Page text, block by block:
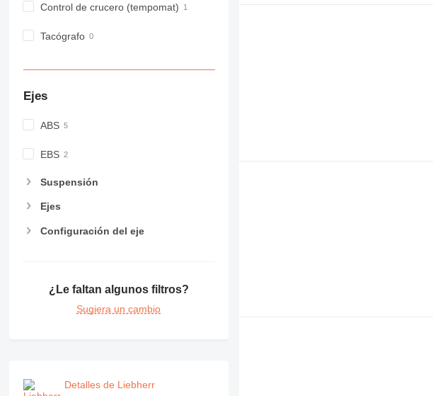
Control de crucero (tempomat)
Tacógrafo
Ejes
ABS
EBS
Suspensión
Ejes
Configuración del eje
¿Le faltan algunos filtros?
Sugiera un cambio
Detalles de Liebherr